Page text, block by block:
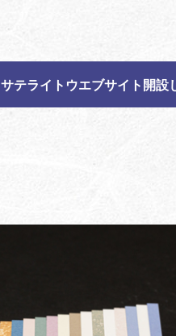
サテライトウエブサイト開設